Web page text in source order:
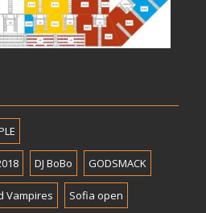
DJ BoBo GODSMACK
Vampires Sofia open